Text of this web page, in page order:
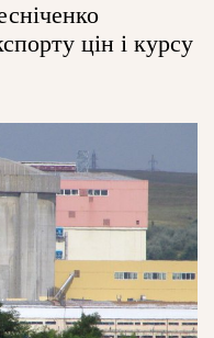
цін і курсу